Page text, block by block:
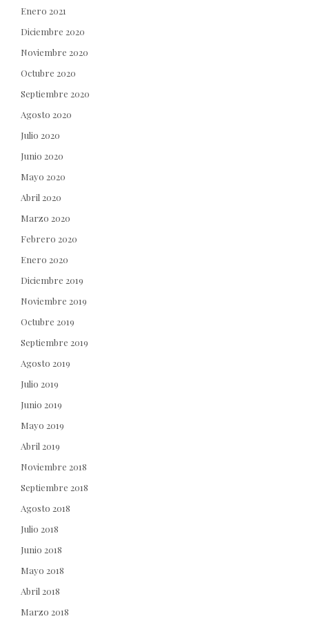
Enero 2021
Diciembre 2020
Noviembre 2020
Octubre 2020
Septiembre 2020
Agosto 2020
Julio 2020
Junio 2020
Mayo 2020
Abril 2020
Marzo 2020
Febrero 2020
Enero 2020
Diciembre 2019
Noviembre 2019
Octubre 2019
Septiembre 2019
Agosto 2019
Julio 2019
Junio 2019
Mayo 2019
Abril 2019
Noviembre 2018
Septiembre 2018
Agosto 2018
Julio 2018
Junio 2018
Mayo 2018
Abril 2018
Marzo 2018